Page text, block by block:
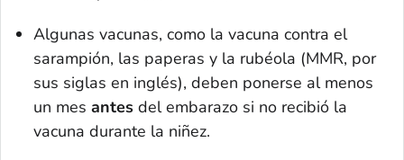
Algunas vacunas, como la vacuna contra el
sarampión, las paperas y la rubéola (MMR, por
sus siglas en inglés), deben ponerse al menos
un mes antes del embarazo si no recibió la
vacuna durante la niñez.